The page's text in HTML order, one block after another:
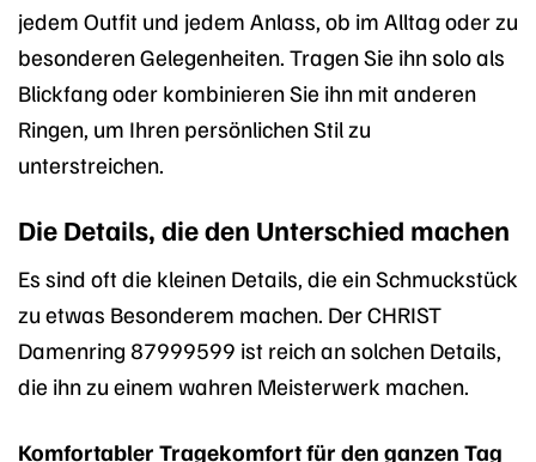
jedem Outfit und jedem Anlass, ob im Alltag oder zu
besonderen Gelegenheiten. Tragen Sie ihn solo als
Blickfang oder kombinieren Sie ihn mit anderen
Ringen, um Ihren persönlichen Stil zu
unterstreichen.
Die Details, die den Unterschied machen
Es sind oft die kleinen Details, die ein Schmuckstück
zu etwas Besonderem machen. Der CHRIST
Damenring 87999599 ist reich an solchen Details,
die ihn zu einem wahren Meisterwerk machen.
Komfortabler Tragekomfort für den ganzen Tag